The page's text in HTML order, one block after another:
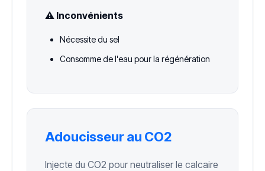
⚠️ Inconvénients
Nécessite du sel
Consomme de l'eau pour la régénération
Adoucisseur au CO2
Injecte du CO2 pour neutraliser le calcaire